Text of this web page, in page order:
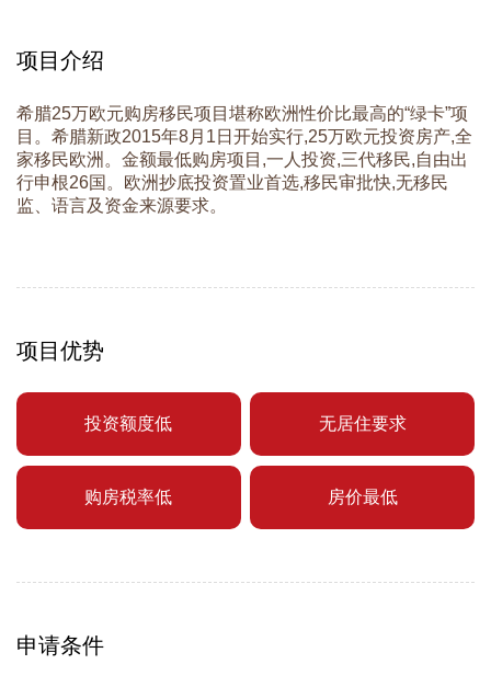
项目介绍
希腊25万欧元购房移民项目堪称欧洲性价比最高的“绿卡”项
目。希腊新政2015年8月1日开始实行,25万欧元投资房产,全
家移民欧洲。金额最低购房项目,一人投资,三代移民,自由出
行申根26国。欧洲抄底投资置业首选,移民审批快,无移民
监、语言及资金来源要求。
项目优势
投资额度低 无居住要求
购房税率低 房价最低
申请条件